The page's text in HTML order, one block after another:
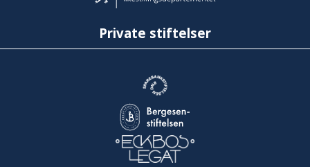
Private stiftelser